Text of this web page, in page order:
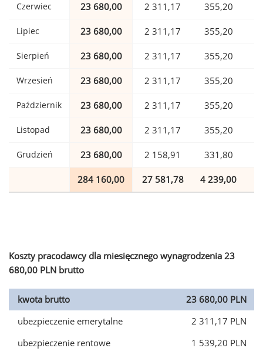
Czerwiec 23 680,00 2 311,17 355,20
Lipiec 23 680,00 2 311,17 355,20
Sierpień 23 680,00 2 311,17 355,20
Wrzesień 23 680,00 2 311,17 355,20
Październik 23 680,00 2 311,17 355,20
Listopad 23 680,00 2 311,17 355,20
Grudzień 23 680,00 2 158,91 331,80
284 160,00 27 581,78 4 239,00
Koszty pracodawcy dla miesięcznego wynagrodzenia 23
680,00 PLN brutto
kwota brutto
23 680,00 PLN
ubezpieczenie emerytalne
2 311,17 PLN
ubezpieczenie rentowe
1 539,20 PLN